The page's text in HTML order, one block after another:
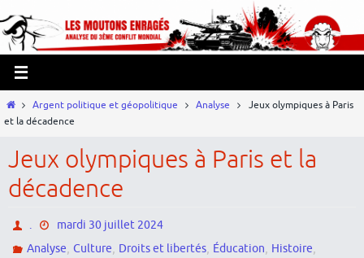
vers
le
contenu
HomeArgent politique et géopolitique Analyse
Jeux olympiques à Paris
et la décadence
Jeux olympiques à Paris et la
décadence
.
mardi 30 juillet 2024
Analyse,Culture, Droits et libertés, Éducation, Histoire,